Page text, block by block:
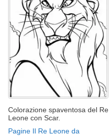
Colorazione spaventosa del Re
Leone con Scar.
Pagine Il Re Leone da